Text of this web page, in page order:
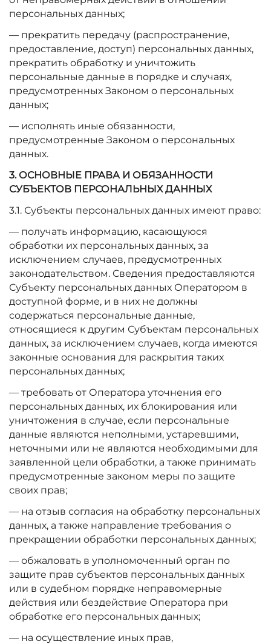
персональных данных;
— прекратить передачу (распространение,
предоставление, доступ) персональных данных,
прекратить обработку и уничтожить
персональные данные в порядке и случаях,
предусмотренных Законом о персональных
данных;
— исполнять иные обязанности,
предусмотренные Законом о персональных
данных.
3. ОСНОВНЫЕ ПРАВА И ОБЯЗАННОСТИ
СУБЪЕКТОВ ПЕРСОНАЛЬНЫХ ДАННЫХ
3.1. Субъекты персональных данных имеют право:
— получать информацию, касающуюся
обработки их персональных данных, за
исключением случаев, предусмотренных
законодательством. Сведения предоставляются
Субъекту персональных данных Оператором в
доступной форме, и в них не должны
содержаться персональные данные,
относящиеся к другим Субъектам персональных
данных, за исключением случаев, когда имеются
законные основания для раскрытия таких
персональных данных;
— требовать от Оператора уточнения его
персональных данных, их блокирования или
уничтожения в случае, если персональные
данные являются неполными, устаревшими,
неточными или не являются необходимыми для
заявленной цели обработки, а также принимать
предусмотренные законом меры по защите
своих прав;
— на отзыв согласия на обработку персональных
данных, а также направление требования о
прекращении обработки персональных данных;
— обжаловать в уполномоченный орган по
защите прав субъектов персональных данных
или в судебном порядке неправомерные
действия или бездействие Оператора при
обработке его персональных данных;
— на осуществление иных прав,